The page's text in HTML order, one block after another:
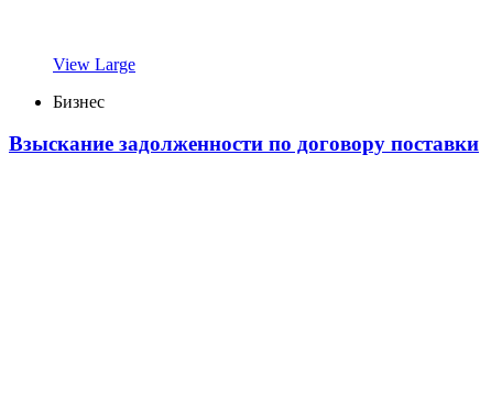
View Large
Бизнес
Взыскание задолженности по договору поставки